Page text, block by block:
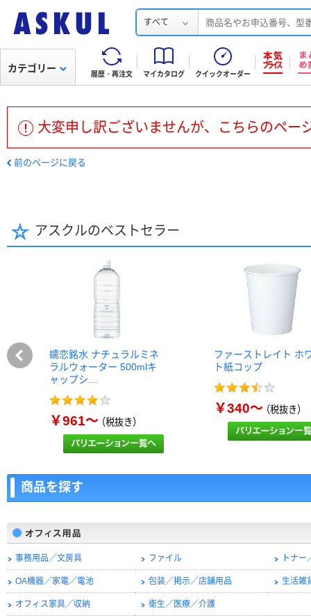
すべて
履歴・再注文 マイカタログ クイックオーダー
カテゴリー
大変申し訳ございませんが、こちらのペー
前のページに戻る
アスクルのベストセラー
嬬恋銘水 ナチュラルミネ
ラルウォーター 500mlキ
ャップシ…
￥961～（税抜き）
ファーストレイト ホ
ト紙コップ
￥340～（税抜き）
商品を探す
事務用品／文房具 ファイル トナ
OA機器／家電／電池 包装／掲示／店舗用品 生活雑
オフィス家具／収納 衛生／医療／介護